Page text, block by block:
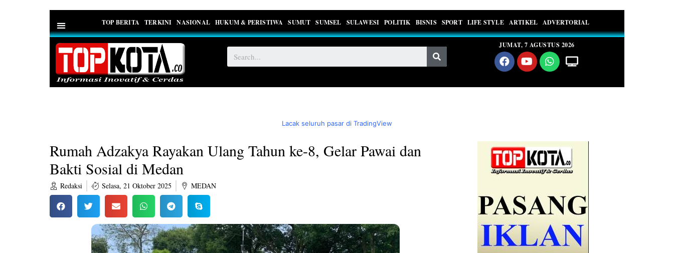
TOP BERITA TERKINI NASIONAL HUKUM & PERISTIWA SUMUT SUMSEL SULAWESI POLITIK BISNIS SPORT LIFE STYLE ARTIKEL ADVERTORIAL
JUMAT, 7 AGUSTUS 2026
Lacak seluruh pasar di TradingView
Rumah Adzakya Rayakan Ulang Tahun ke-8, Gelar Pawai dan
Bakti Sosial di Medan
Redaksi Selasa, 21 Oktober 2025 MEDAN